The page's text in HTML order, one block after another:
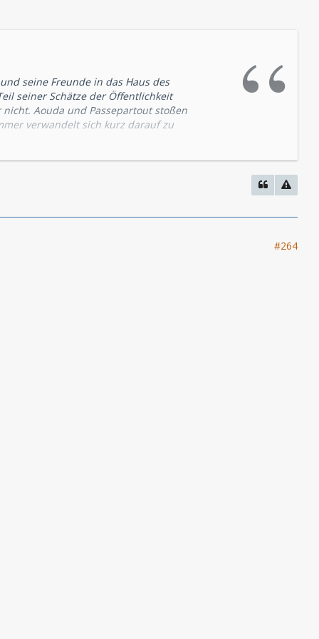
seine Freunde in das Haus des
seiner Schätze der Öffentlichkeit
Aouda und Passepartout stoßen
verwandelt sich kurz darauf zu
#264